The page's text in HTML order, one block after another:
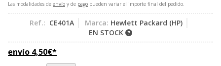
Las modalidades de envío y de pago pueden variar el importe final del pedido.
Ref.: CE401A Marca: Hewlett Packard (HP)
EN STOCK
envío 4,50€*